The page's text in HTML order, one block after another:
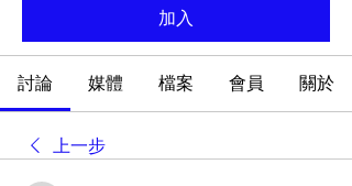
加入
討論 媒體 檔案 會員 關於
上一步